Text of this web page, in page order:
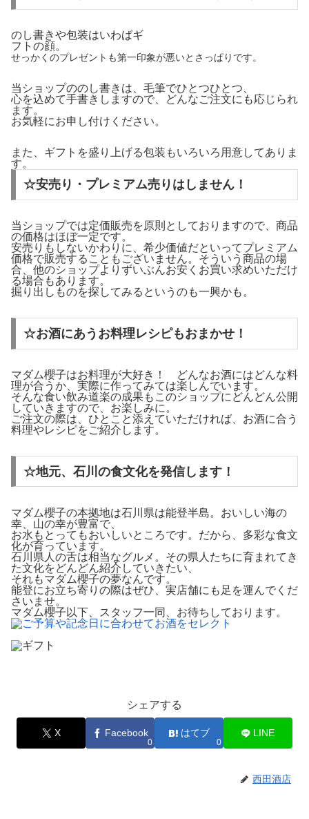
のし書きや包装はいわばギ
フトの顔。
せっかくのプレゼントも第一印象が悪いとさっぱりです。
当ショップののし書きは、毛筆でひとつひとつ、
心を込めて手書きしますので、どんなご注文にも応じられ
ます。
お気軽にお申し付けください。
また、ギフトを盛り上げる包装もいろいろ用意してありま
す。
☆安売り・プレミアム売りはしません！
当ショップでは定価販売を原則としておりますので、商品
の価格はほぼ一定です。
安売りもしないかわりに、希少価値だといってプレミアム
価格で販売することもございません。そういう商品の場
合、他のショップよりずいぶんお安くお買い求めいただけ
る場合もあります。
掘り出しものを探してみるというのも一興かも。
☆お酒にあうお料理レシピもおまかせ！
マダム櫻子はお料理が大好き！ どんなお酒にはどんな料
理が合うか、実際に作ってみては楽しんでいます。
そんな食い飲み道楽の成果もこのショップにどんどん公開
していきますので、お楽しみに。
ご注文の際は、ひとこと添えていただければ、お酒に合う
料理やレシピをご紹介します。
☆地元、石川の食文化を発信します！
マダム櫻子の本拠地は石川県は能登半島。おいしい海の
幸、山の幸が豊富で、
お水もとってもおいしいところです。だから、多彩な食文
化が育っています。
石川県人の舌は相当なグルメ。その県人たちに育まれてき
た文化をどんどん紹介していきたい、
それもマダム櫻子の夢なんです。
能登にお立ち寄りの際はぜひ、実店舗にも足を運んでくだ
さいませ。
マダム櫻子以下、スタッフ一同、お待ちしております。
シェアする
X Facebook
0
はてブ
0
LINE
西田酒店